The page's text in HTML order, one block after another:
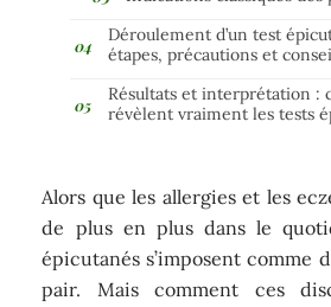
Déroulement d’un test
étapes, précautions et
Résultats et interprétation :
révèlent vraiment les tests
Alors que les allergies et les
de plus en plus dans le
épicutanés s’imposent comme
pair. Mais comment ces